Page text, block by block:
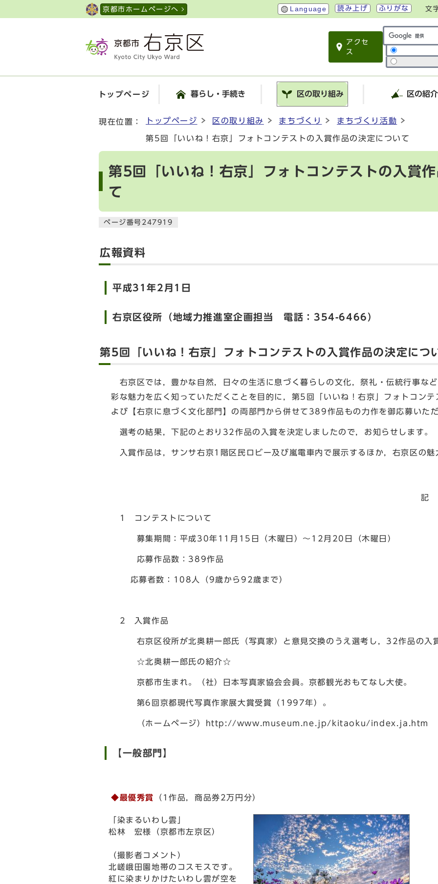
京都市ホームページへ Language 読み上げ ふりがな 文
アクセ
ス
サイト内検索
トップページ 暮らし・手続き 区の取り組み 区の紹介
現在位置： トップページ 区の取り組み まちづくり まちづくり活動
第5回「いいね！右京」フォトコンテストの入賞作品の決定について
第5回「いいね！右京」フォトコンテストの入賞
て
ページ番号247919
広報資料
平成31年2月1日
右京区役所（地域力推進室企画担当 電話：354-6466）
第5回「いいね！右京」フォトコンテストの入賞作品の決定につ
右京区では，豊かな自然，日々の生活に息づく暮らしの文化，祭礼・伝統行事な
彩な魅力を広く知っていただくことを目的に，第5回「いいね！右京」フォトコン
よび【右京に息づく文化部門】の両部門から併せて389作品もの力作を御応募いた
選考の結果，下記のとおり32作品の入賞を決定しましたので，お知らせします。
入賞作品は，サンサ右京1階区民ロビー及び嵐電車内で展示するほか，右京区の魅
記
1 コンテストについて
募集期間：平成30年11月15日（木曜日）～12月20日（木曜日）
応募作品数：389作品
応募者数：108人（9歳から92歳まで）
2 入賞作品
右京区役所が北奥耕一郎氏（写真家）と意見交換のうえ選考し，32作品の入
☆北奥耕一郎氏の紹介☆
京都市生まれ。（社）日本写真家協会会員。京都観光おもてなし大使。
第6回京都現代写真作家展大賞受賞（1997年）。
（ホームページ）http://www.museum.ne.jp/kitaoku/index.ja.htm
【一般部門】
◆最優秀賞 （1作品，商品券2万円分）
「染まるいわし雲」
松林 宏様（京都市左京区）
（撮影者コメント）
北嵯峨田園地帯のコスモスです。
紅に染まりかけたいわし雲が空を